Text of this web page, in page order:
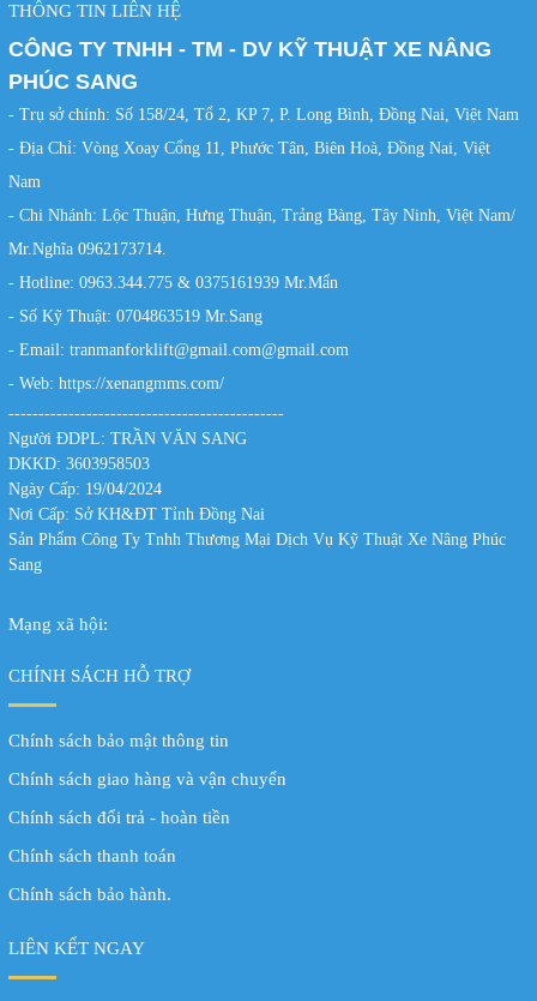
THÔNG TIN LIÊN HỆ
CÔNG TY TNHH - TM - DV KỸ THUẬT XE NÂNG
PHÚC SANG
- Trụ sở chính: Số 158/24, Tổ 2, KP 7, P. Long Bình, Đồng Nai, Việt Nam
- Địa Chỉ: Vòng Xoay Cổng 11, Phước Tân, Biên Hoà, Đồng Nai, Việt
Nam
- Chi Nhánh: Lộc Thuận, Hưng Thuận, Trảng Bàng, Tây Ninh, Việt Nam/
Mr.Nghĩa 0962173714.
- Hotline: 0963.344.775 & 0375161939 Mr.Mẩn
- Số Kỹ Thuật: 0704863519 Mr.Sang
- Email: tranmanforklift@gmail.com@gmail.com
- Web: https://xenangmms.com/
----------------------------------------------
Người ĐDPL: TRẦN VĂN SANG
DKKD: 3603958503
Ngày Cấp: 19/04/2024
Nơi Cấp: Sở KH&ĐT Tỉnh Đồng Nai
Sản Phẩm Công Ty Tnhh Thương Mại Dịch Vụ Kỹ Thuật Xe Nâng Phúc
Sang
Mạng xã hội:
CHÍNH SÁCH HỖ TRỢ
Chính sách bảo mật thông tin
Chính sách giao hàng và vận chuyển
Chính sách đổi trả - hoàn tiền
Chính sách thanh toán
Chính sách bảo hành.
LIÊN KẾT NGAY